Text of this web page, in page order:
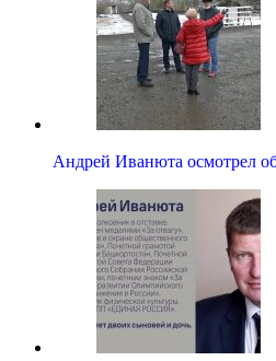
Андрей Иванюта осмотрел